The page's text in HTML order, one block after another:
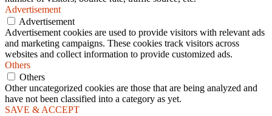
Advertisement
Advertisement
Advertisement cookies are used to provide visitors with relevant ads
and marketing campaigns. These cookies track visitors across
websites and collect information to provide customized ads.
Others
Others
Other uncategorized cookies are those that are being analyzed and
have not been classified into a category as yet.
SAVE & ACCEPT